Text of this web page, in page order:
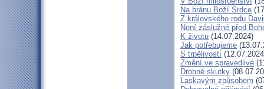
Na bránu Boží Srdce
Z královského rodu
Není záslužné před
K životu (14.07.2024)
Jak potřebujeme
S trpělivostí
Změní ve spravedlivé
Drobné skutky
Laskavým způsobem